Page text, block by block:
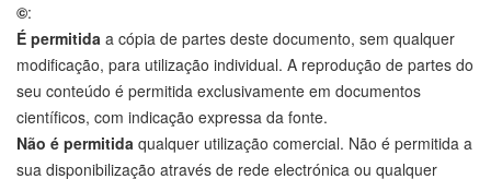
©:
É permitida a cópia de partes deste documento, sem qualquer
modificação, para utilização individual. A reprodução de partes do
seu conteúdo é permitida exclusivamente em documentos
científicos, com indicação expressa da fonte.
Não é permitida qualquer utilização comercial. Não é permitida a
sua disponibilização através de rede electrónica ou qualquer